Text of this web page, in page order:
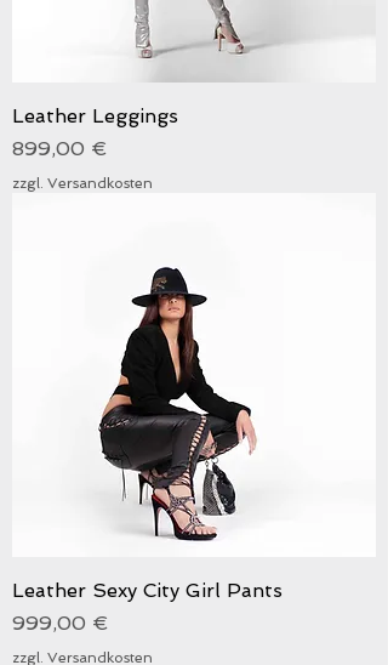
Leather Leggings
Preis
899,00 €
zzgl. Versandkosten
Leather Sexy City Girl Pants
Preis
999,00 €
zzgl. Versandkosten